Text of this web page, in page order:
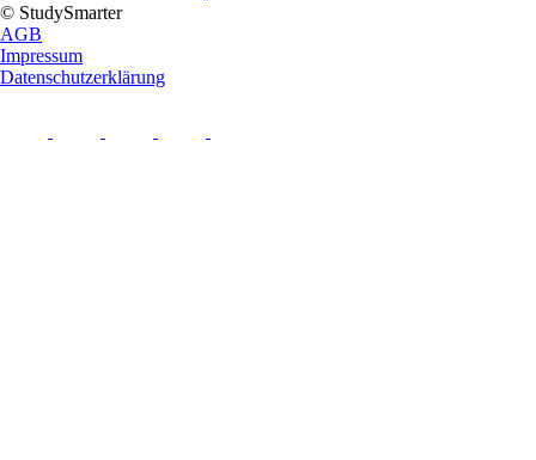
© StudySmarter
AGB
Impressum
Datenschutzerklärung